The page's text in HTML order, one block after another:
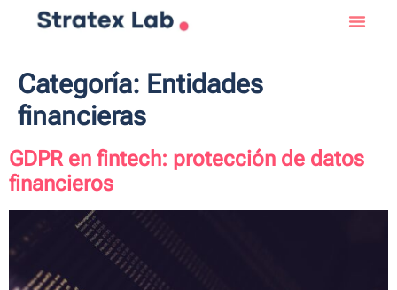
Categoría: Entidades
financieras
GDPR en fintech: protección de datos
financieros